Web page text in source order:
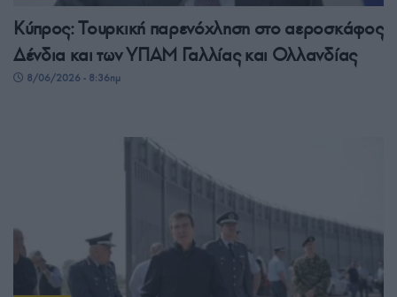
Κύπρος: Τουρκική παρενόχληση στο αεροσκάφος
Δένδια και των ΥΠΑΜ Γαλλίας και Ολλανδίας
8/06/2026 - 8:36πμ